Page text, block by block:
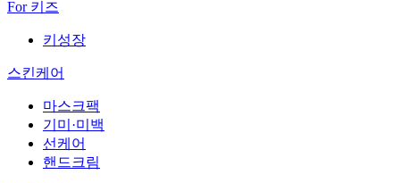
For 키즈
키성장
스킨케어
마스크팩
기미·미백
선케어
핸드크림